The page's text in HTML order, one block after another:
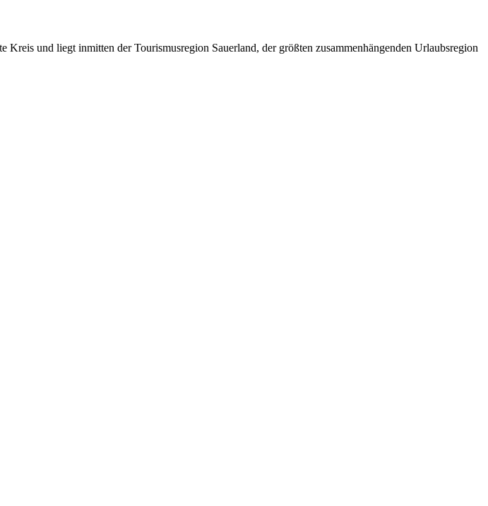
und liegt inmitten der Tourismusregion Sauerland, der größten zusammenhängenden Urlaubsregion